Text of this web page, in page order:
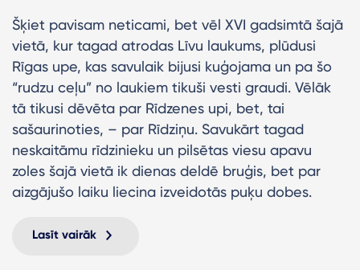
Šķiet pavisam neticami, bet vēl XVI gadsimtā šajā
vietā, kur tagad atrodas Līvu laukums, plūdusi
Rīgas upe, kas savulaik bijusi kuģojama un pa šo
“rudzu ceļu” no laukiem tikuši vesti graudi. Vēlāk
tā tikusi dēvēta par Rīdzenes upi, bet, tai
sašaurinoties, – par Rīdziņu. Savukārt tagad
neskaitāmu rīdzinieku un pilsētas viesu apavu
zoles šajā vietā ik dienas deldē bruģis, bet par
aizgājušo laiku liecina izveidotās puķu dobes.
Lasīt vairāk